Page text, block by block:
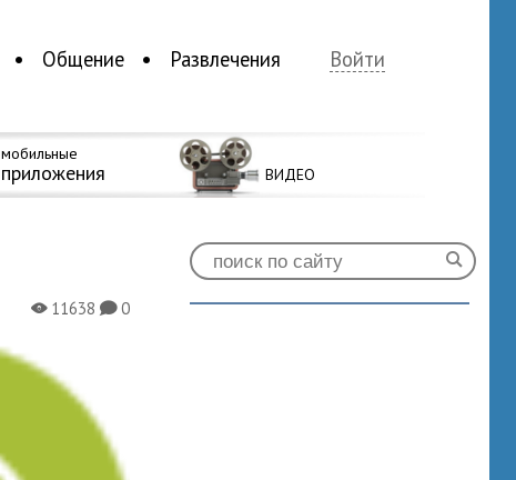
Общение Развлечения Войти
мобильные
приложения ВИДЕО
X11638K0